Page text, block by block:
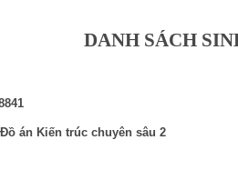
DANH SÁCH
án Kiến trúc chuyên sâu 2